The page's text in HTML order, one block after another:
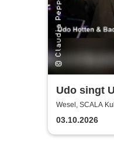
Udo singt
Welterfolge
Backings
Wesel, SCALA
03.10.2026